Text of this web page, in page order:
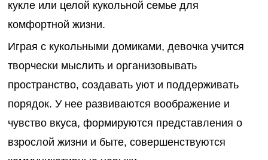
кукле или целой кукольной семье для
комфортной жизни.
Играя с кукольными домиками, девочка учится
творчески мыслить и организовывать
пространство, создавать уют и поддерживать
порядок. У нее развиваются воображение и
чувство вкуса, формируются представления о
взрослой жизни и быте, совершенствуются